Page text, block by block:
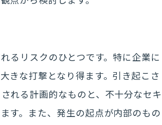
るリスクのひとつです。特に企業に
きな打撃となり得ます。引き起こさ
れる計画的なものと、不十分なセキ
す。また、発生の起点が内部のもの